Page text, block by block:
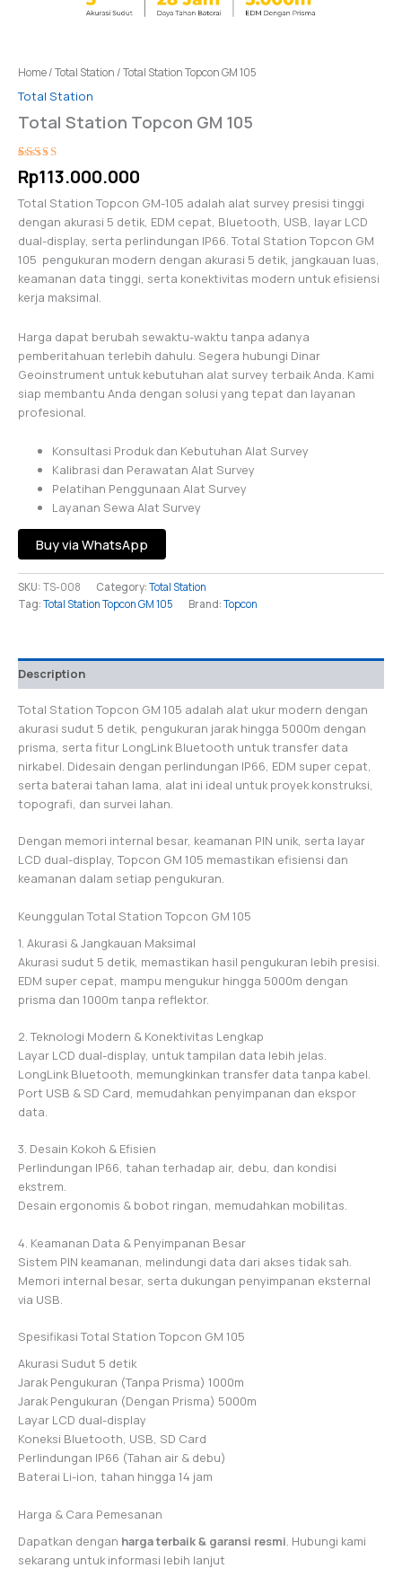
Home/Total Station/ Total Station Topcon GM 105
Total Station
Total Station Topcon GM 105
Rated
5.00
out
of 5 based
on
1
customer
rating
Rp113.000.000
Total Station Topcon GM-105 adalah alat survey presisi tinggi
dengan akurasi 5 detik, EDM cepat, Bluetooth, USB, layar LCD
dual-display, serta perlindungan IP66. Total Station Topcon GM
105 pengukuran modern dengan akurasi 5 detik, jangkauan luas,
keamanan data tinggi, serta konektivitas modern untuk efisiensi
kerja maksimal.
Harga dapat berubah sewaktu-waktu tanpa adanya
pemberitahuan terlebih dahulu. Segera hubungi Dinar
Geoinstrument untuk kebutuhan alat survey terbaik Anda. Kami
siap membantu Anda dengan solusi yang tepat dan layanan
profesional.
Konsultasi Produk dan Kebutuhan Alat Survey
Kalibrasi dan Perawatan Alat Survey
Pelatihan Penggunaan Alat Survey
Layanan Sewa Alat Survey
Buy via WhatsApp
SKU: TS-008 Category: Total Station
Tag: Total Station Topcon GM 105 Brand: Topcon
Description
Total Station Topcon GM 105 adalah alat ukur modern dengan
akurasi sudut 5 detik, pengukuran jarak hingga 5000m dengan
prisma, serta fitur LongLink Bluetooth untuk transfer data
nirkabel. Didesain dengan perlindungan IP66, EDM super cepat,
serta baterai tahan lama, alat ini ideal untuk proyek konstruksi,
topografi, dan survei lahan.
Dengan memori internal besar, keamanan PIN unik, serta layar
LCD dual-display, Topcon GM 105 memastikan efisiensi dan
keamanan dalam setiap pengukuran.
Keunggulan Total Station Topcon GM 105
1. Akurasi & Jangkauan Maksimal
Akurasi sudut 5 detik, memastikan hasil pengukuran lebih presisi.
EDM super cepat, mampu mengukur hingga 5000m dengan
prisma dan 1000m tanpa reflektor.
2. Teknologi Modern & Konektivitas Lengkap
Layar LCD dual-display, untuk tampilan data lebih jelas.
LongLink Bluetooth, memungkinkan transfer data tanpa kabel.
Port USB & SD Card, memudahkan penyimpanan dan ekspor
data.
3. Desain Kokoh & Efisien
Perlindungan IP66, tahan terhadap air, debu, dan kondisi
ekstrem.
Desain ergonomis & bobot ringan, memudahkan mobilitas.
4. Keamanan Data & Penyimpanan Besar
Sistem PIN keamanan, melindungi data dari akses tidak sah.
Memori internal besar, serta dukungan penyimpanan eksternal
via USB.
Spesifikasi Total Station Topcon GM 105
Akurasi Sudut 5 detik
Jarak Pengukuran (Tanpa Prisma) 1000m
Jarak Pengukuran (Dengan Prisma) 5000m
Layar LCD dual-display
Koneksi Bluetooth, USB, SD Card
Perlindungan IP66 (Tahan air & debu)
Baterai Li-ion, tahan hingga 14 jam
Harga & Cara Pemesanan
Dapatkan dengan harga terbaik & garansi resmi . Hubungi kami
sekarang untuk informasi lebih lanjut